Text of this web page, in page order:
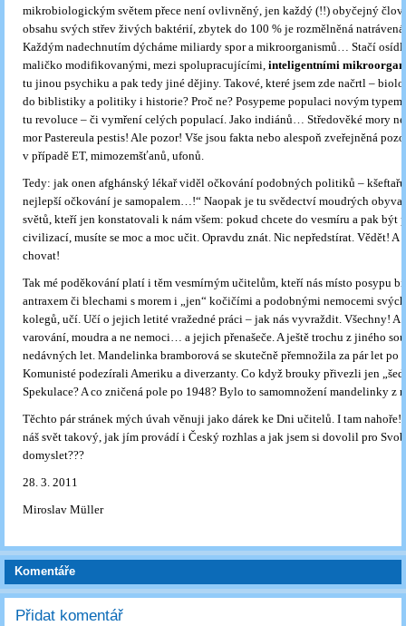
mikrobiologickým světem přece není ovlivněný, jen každý (!!) obyčejný
obsahu svých střev živých baktérií, zbytek do 100 % je rozmělněná
Každým nadechnutím dýcháme miliardy spor a mikroorganismů… Stačí
maličko modifikovanými, mezi spolupracujícími, inteligentními
tu jinou psychiku a pak tedy jiné dějiny. Takové, které jsem zde načrtl –
do biblistiky a politiky i historie? Proč ne? Posypeme populaci novým typem
tu revoluce – či vymření celých populací. Jako indiánů… Středověké mory
mor Pastereula pestis! Ale pozor! Vše jsou fakta nebo alespoň zveřejněná
v případě ET, mimozemšťanů, ufonů.
Tedy: jak onen afghánský lékař viděl očkování podobných politiků –
nejlepší očkování je samopalem…!“ Naopak je tu svědectví moudrých
světů, kteří jen konstatovali k nám všem: pokud chcete do vesmíru a pak být
civilizací, musíte se moc a moc učit. Opravdu znát. Nic nepředstírat. Vědět! A
chovat!
Tak mé poděkování platí i těm vesmírným učitelům, kteří nás místo posypu
antraxem či blechami s morem i „jen“ kočičími a podobnými nemocemi
kolegů, učí. Učí o jejich letité vražedné práci – jak nás vyvraždit. Všechny! A
varování, moudra a ne nemoci… a jejich přenašeče. A ještě trochu z jiného
nedávných let. Mandelinka bramborová se skutečně přemnožila za pár let po
Komunisté podezírali Ameriku a diverzanty. Co když brouky přivezli jen
Spekulace? A co zničená pole po 1948? Bylo to samomnožení mandelinky z
Těchto pár stránek mých úvah věnuji jako dárek ke Dni učitelů. I tam nahoře!
náš svět takový, jak jím provádí i Český rozhlas a jak jsem si dovolil pro
domyslet???
28. 3. 2011
Miroslav Müller
Komentáře
Přidat komentář